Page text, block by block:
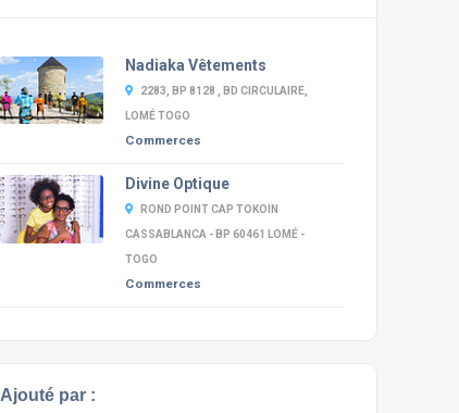
Nadiaka Vêtements
2283, BP 8128 , BD CIRCULAIRE,
LOMÉ TOGO
Commerces
Divine Optique
ROND POINT CAP TOKOIN
CASSABLANCA - BP 60461 LOMÉ -
TOGO
Commerces
Ajouté par :